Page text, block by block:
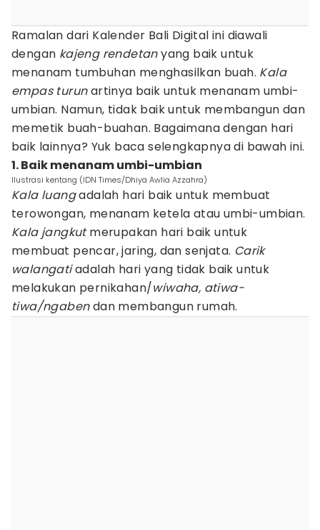
Ramalan dari Kalender Bali Digital ini diawali
dengan kajeng rendetanyang baik untuk
menanam tumbuhan menghasilkan buah. Kala
empas turunartinya baik untuk menanam umbi-
umbian. Namun, tidak baik untuk membangun dan
memetik buah-buahan. Bagaimana dengan hari
baik lainnya? Yuk baca selengkapnya di bawah ini.
1. Baik menanam umbi-umbian
Ilustrasi kentang (IDN Times/Dhiya Awlia Azzahra)
Kala luangadalah hari baik untuk membuat
terowongan, menanam ketela atau umbi-umbian.
Kala jangkutmerupakan hari baik untuk
membuat pencar, jaring, dan senjata. Carik
walangatiadalah hari yang tidak baik untuk
melakukan pernikahan/wiwaha, atiwa-
tiwa/ngabendan membangun rumah.